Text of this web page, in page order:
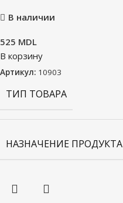
В наличии
525 MDL
В корзину
Артикул: 10903
ТИП ТОВАРА
НАЗНАЧЕНИЕ ПРОДУКТА